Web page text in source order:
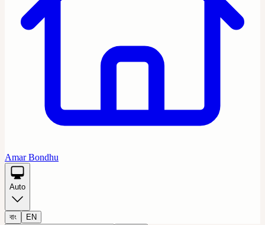
Amar Bondhu
Auto
বাং
EN